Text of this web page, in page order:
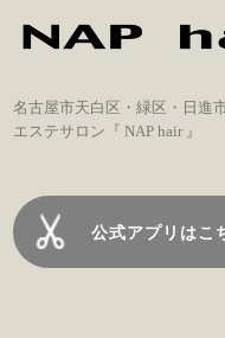
名古屋市天白区・緑区・日進
エステサロン『 NAP hair 』
公式アプリはこ